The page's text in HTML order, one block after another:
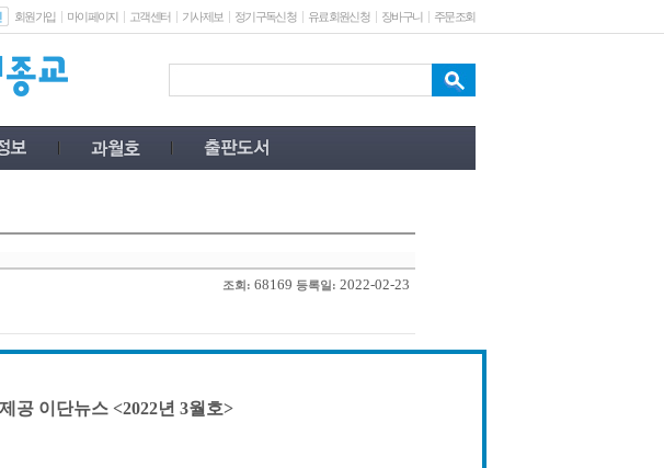
회원가입 마이페이지 고객센터 기사제보 정기구독신청 유료회원신청 장바구니 주문조회
조회: 68169 등록일: 2022-02-23
공 이단뉴스 <2022년 3월호>